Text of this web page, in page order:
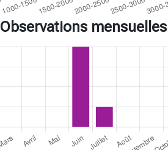
Observations mensuelles